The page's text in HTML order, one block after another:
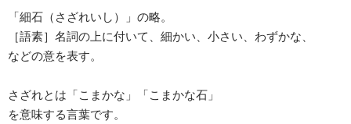
「細石（さざれいし）」の略。
［語素］名詞の上に付いて、細かい、小さい、わずかな、
などの意を表す。
さざれとは「こまかな」「こまかな石」
を意味する言葉です。